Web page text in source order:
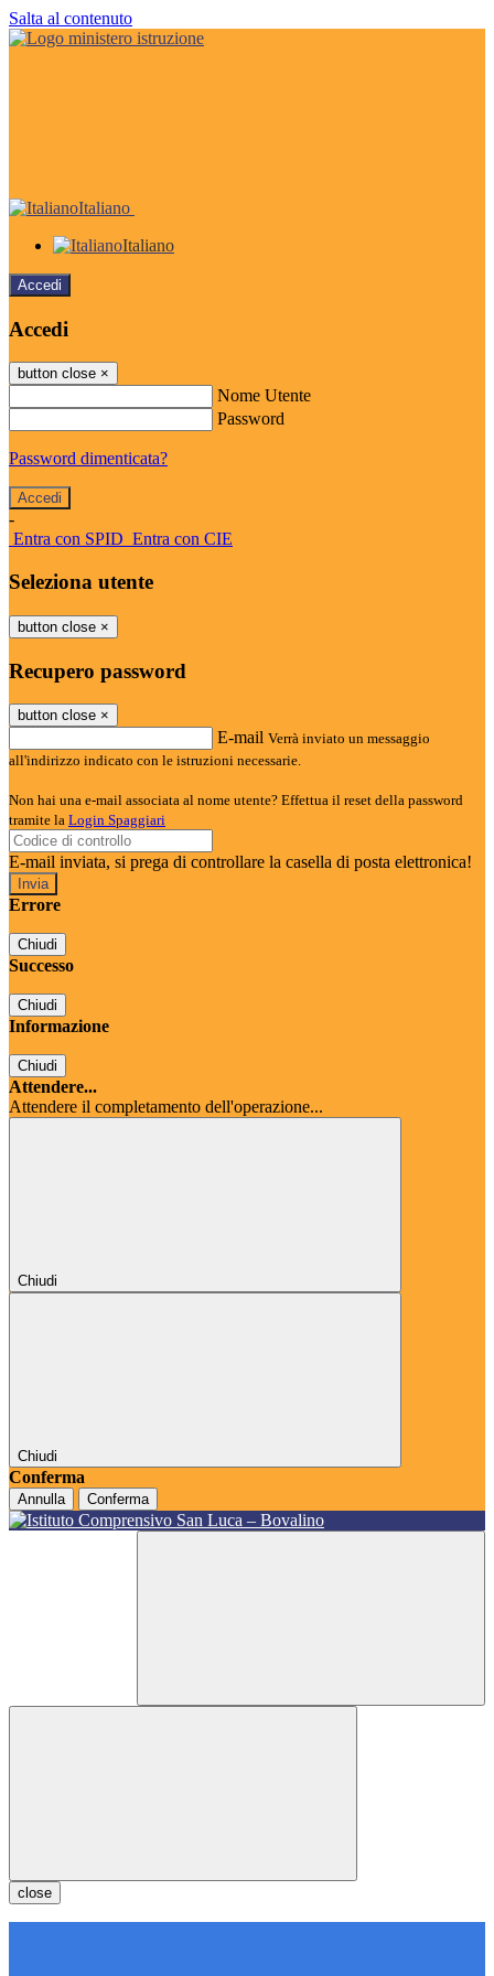
Salta al contenuto
Italiano
Italiano
Accedi
Accedi
button close ×
Nome Utente
Password
Password dimenticata?
-
Entra con SPID Entra con CIE
Seleziona utente
button close ×
Recupero password
button close ×
E-mail Verrà inviato un messaggio
all'indirizzo indicato con le istruzioni necessarie.
Non hai una e-mail associata al nome utente? Effettua il reset della password
tramite la Login Spaggiari
E-mail inviata, si prega di controllare la casella di posta elettronica!
Errore
Chiudi
Successo
Chiudi
Informazione
Chiudi
Attendere...
Attendere il completamento dell'operazione...
Chiudi
Chiudi
Conferma
Annulla Conferma
close